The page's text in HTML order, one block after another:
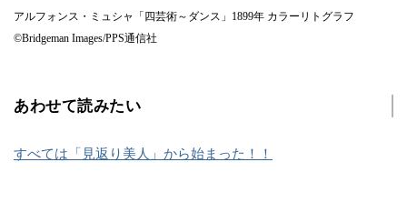
アルフォンス・ミュシャ「四芸術～ダンス」1899年 カラーリトグラフ
©Bridgeman Images/PPS通信社
あわせて読みたい
すべては「見返り美人」から始まった！！